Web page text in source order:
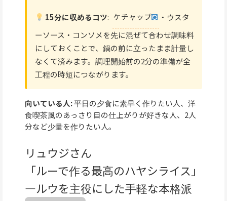
15分に収めるコツ: ケチャップ
・ウスタ
ーソース・コンソメを先に混ぜて合わせ調味料
にしておくことで、鍋の前に立ったまま計量し
なくて済みます。調理開始前の2分の準備が全
工程の時短につながります。
向いている人:平日の夕食に素早く作りたい人、洋
食喫茶風のあっさり目の仕上がりが好きな人、2人
分など少量を作りたい人。
リュウジさん
「ルーで作る最高のハヤシライス」
—ルウを主役にした手軽な本格派